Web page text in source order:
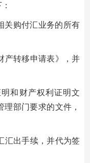
关购付汇业务的所有
产转移申请表》，并
和财产权利证明文
部门要求的文件，
汇出手续，并代为签